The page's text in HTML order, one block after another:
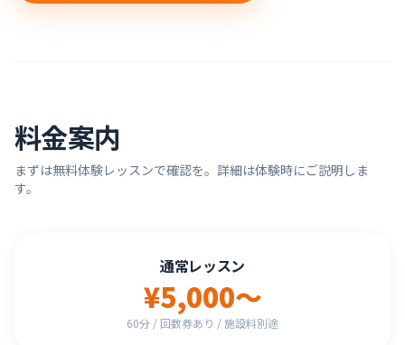
料金案内
まずは無料体験レッスンで確認を。詳細は体験時にご説明しま
す。
通常レッスン
¥5,000〜
60分 / 回数券あり / 施設料別途